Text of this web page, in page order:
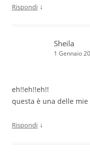
Rispondi ↓
Sheila
1 Gennaio
eh!!eh!!eh!!
questa è una delle
Rispondi ↓